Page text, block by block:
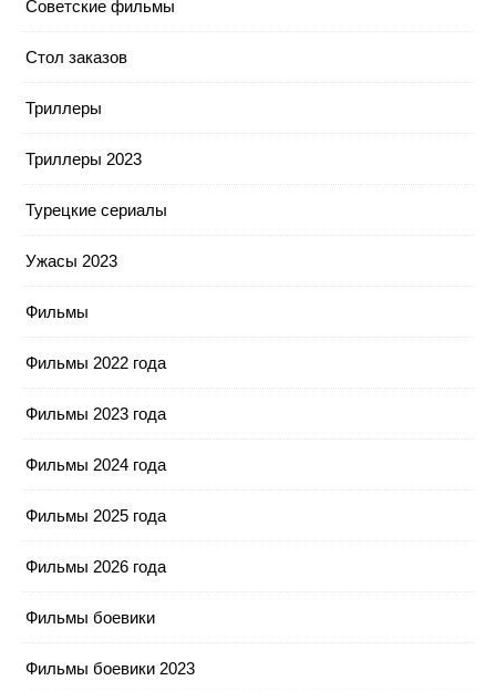
Советские фильмы
Стол заказов
Триллеры
Триллеры 2023
Турецкие сериалы
Ужасы 2023
Фильмы
Фильмы 2022 года
Фильмы 2023 года
Фильмы 2024 года
Фильмы 2025 года
Фильмы 2026 года
Фильмы боевики
Фильмы боевики 2023